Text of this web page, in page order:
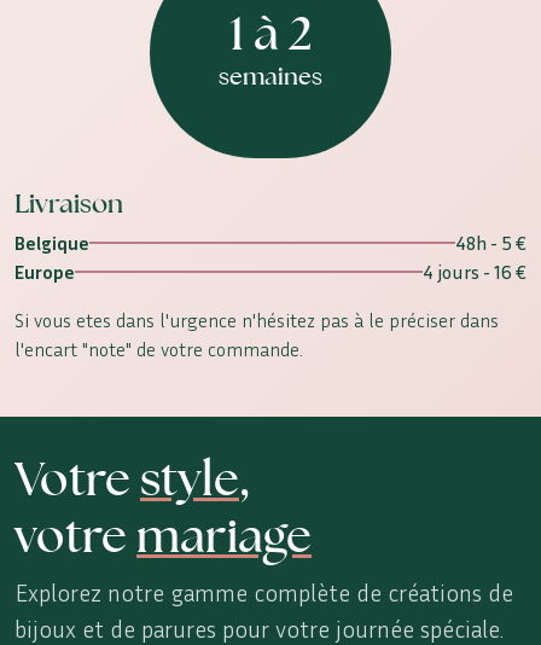
1 à 2
semaines
Livraison
Belgique
48h - 5 €
Europe
4 jours - 16 €
Si vous etes dans l'urgence n'hésitez pas à le préciser dans
l'encart "note" de votre commande.
Votrestyle,
votremariage
Explorez notre gamme complète de créations de
bijoux et de parures pour votre journée spéciale.